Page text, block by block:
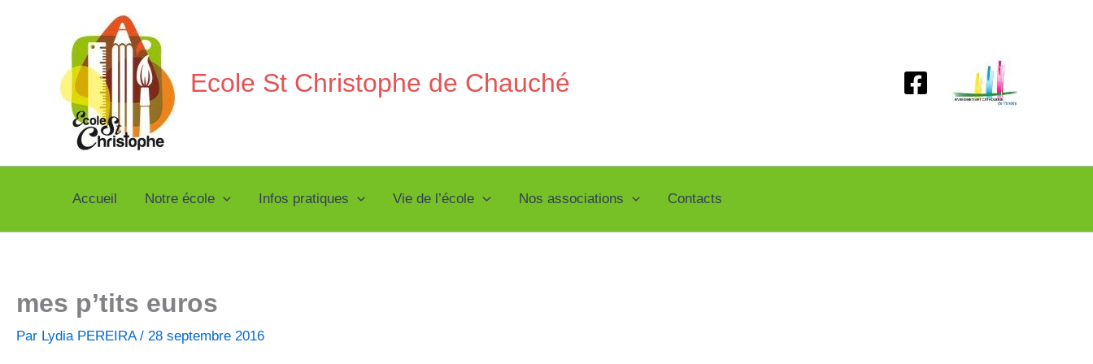
Ecole St Christophe de Chauché
Accueil Notre école Infos pratiques Vie de l’école Nos associations Contacts
mes p’tits euros
Par Lydia PEREIRA/ 28 septembre 2016